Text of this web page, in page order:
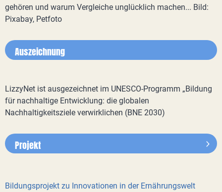
gehören und warum Vergleiche unglücklich machen... Bild:
Pixabay, Petfoto
Auszeichnung
LizzyNet ist ausgezeichnet im UNESCO-Programm „Bildung
für nachhaltige Entwicklung: die globalen
Nachhaltigkeitsziele verwirklichen (BNE 2030)
Projekt
Bildungsprojekt zu Innovationen in der Ernährungswelt